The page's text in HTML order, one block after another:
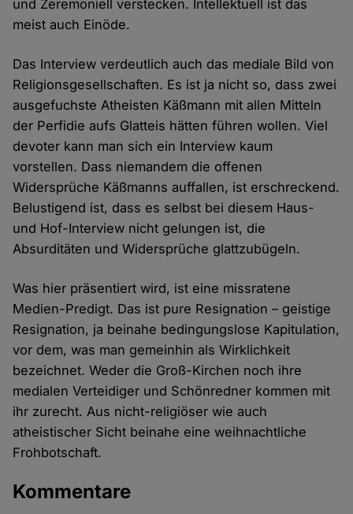
und Zeremoniell verstecken. Intellektuell ist das
meist auch Einöde.
Das Interview verdeutlich auch das mediale Bild von
Religionsgesellschaften. Es ist ja nicht so, dass zwei
ausgefuchste Atheisten Käßmann mit allen Mitteln
der Perfidie aufs Glatteis hätten führen wollen. Viel
devoter kann man sich ein Interview kaum
vorstellen. Dass niemandem die offenen
Widersprüche Käßmanns auffallen, ist erschreckend.
Belustigend ist, dass es selbst bei diesem Haus-
und Hof-Interview nicht gelungen ist, die
Absurditäten und Widersprüche glattzubügeln.
Was hier präsentiert wird, ist eine missratene
Medien-Predigt. Das ist pure Resignation – geistige
Resignation, ja beinahe bedingungslose Kapitulation,
vor dem, was man gemeinhin als Wirklichkeit
bezeichnet. Weder die Groß-Kirchen noch ihre
medialen Verteidiger und Schönredner kommen mit
ihr zurecht. Aus nicht-religiöser wie auch
atheistischer Sicht beinahe eine weihnachtliche
Frohbotschaft.
Kommentare